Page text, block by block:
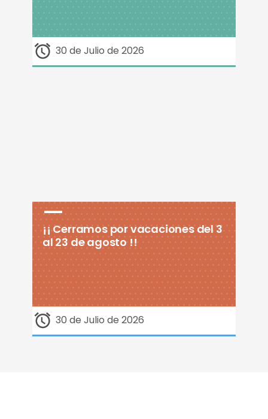
30 de Julio de 2026
¡¡ Cerramos por vacaciones del 3
al 23 de agosto !!
30 de Julio de 2026